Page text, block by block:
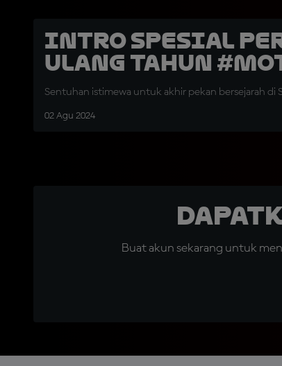
Intro Spesial
Ulang Tahun
Sentuhan istimewa untuk akhir pekan bersejarah di
02 Agu 2024
Buat akun sekarang untuk